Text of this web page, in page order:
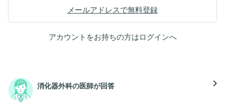
メールアドレスで無料登録
アカウントをお持ちの方はログインへ
消化器外科の医師が回答 navigate_next